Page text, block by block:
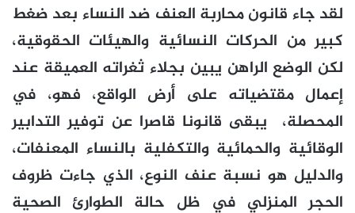
لقد جاء قانون محاربة العنف ضد النساء بعد ضغط
كبير من الحركات النسائية والهيئات الحقوقية،
لكن الوضع الراهن يبين بجلاء ثغراته العميقة عند
إعمال مقتضياته على أرض الواقع، فهو، في
المحصلة، يبقى قانونا قاصرا عن توفير التدابير
الوقائية والحمائية والتكفلية بالنساء المعنفات،
والدليل هو نسبة عنف النوع، الذي جاءت ظروف
الحجر المنزلي في ظل حالة الطوارئ الصحية